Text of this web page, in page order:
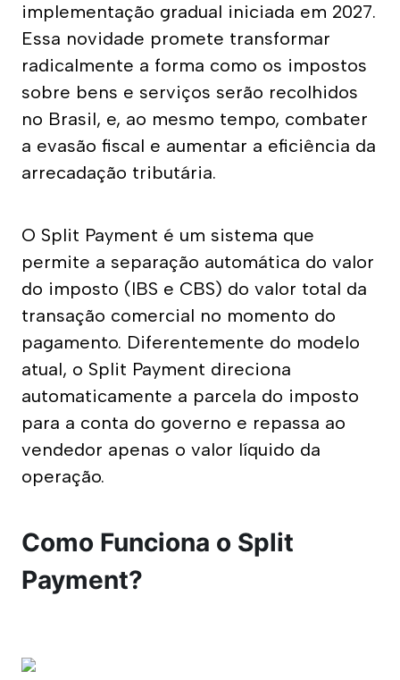
implementação gradual iniciada em 2027.
Essa novidade promete transformar
radicalmente a forma como os impostos
sobre bens e serviços serão recolhidos
no Brasil, e, ao mesmo tempo, combater
a evasão fiscal e aumentar a eficiência da
arrecadação tributária.
O Split Payment é um sistema que
permite a separação automática do valor
do imposto (IBS e CBS) do valor total da
transação comercial no momento do
pagamento. Diferentemente do modelo
atual, o Split Payment direciona
automaticamente a parcela do imposto
para a conta do governo e repassa ao
vendedor apenas o valor líquido da
operação.
Como Funciona o Split
Payment?